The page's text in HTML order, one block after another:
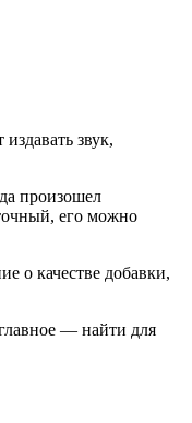
звук,
произошел
его можно
о качестве добавки,
— найти для